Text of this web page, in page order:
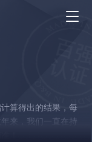
算得出的结果，每
来，我们一直在持
！